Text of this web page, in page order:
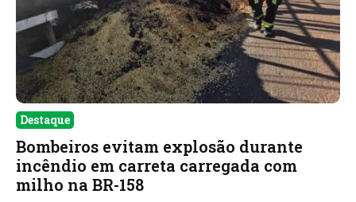
Destaque
Bombeiros evitam explosão durante
incêndio em carreta carregada com
milho na BR-158